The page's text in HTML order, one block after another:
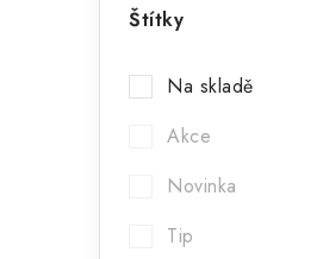
Štítky
Na skladě
Akce
Novinka
Tip